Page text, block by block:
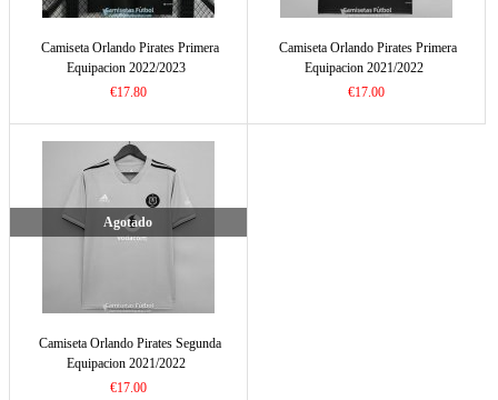
Camiseta Orlando Pirates Primera
Equipacion 2022/2023
€17.80
Camiseta Orlando Pirates Primera
Equipacion 2021/2022
€17.00
Agotado
Camiseta Orlando Pirates Segunda
Equipacion 2021/2022
€17.00